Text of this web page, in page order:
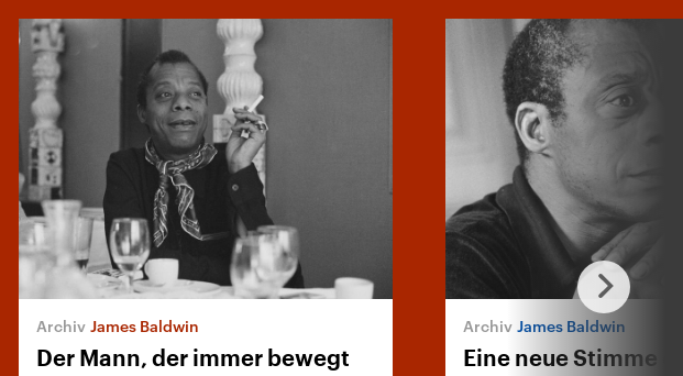
James Baldwin
Der Mann, der immer bewegt
James Baldwin
Eine neue Stimme